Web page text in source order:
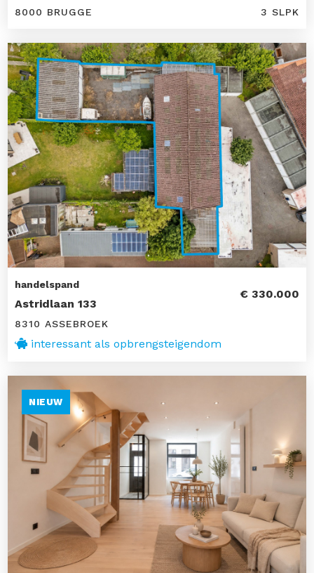
8000 BRUGGE 3 SLPK
handelspand
Astridlaan 133
€ 330.000
8310 ASSEBROEK
interessant als opbrengsteigendom
NIEUW